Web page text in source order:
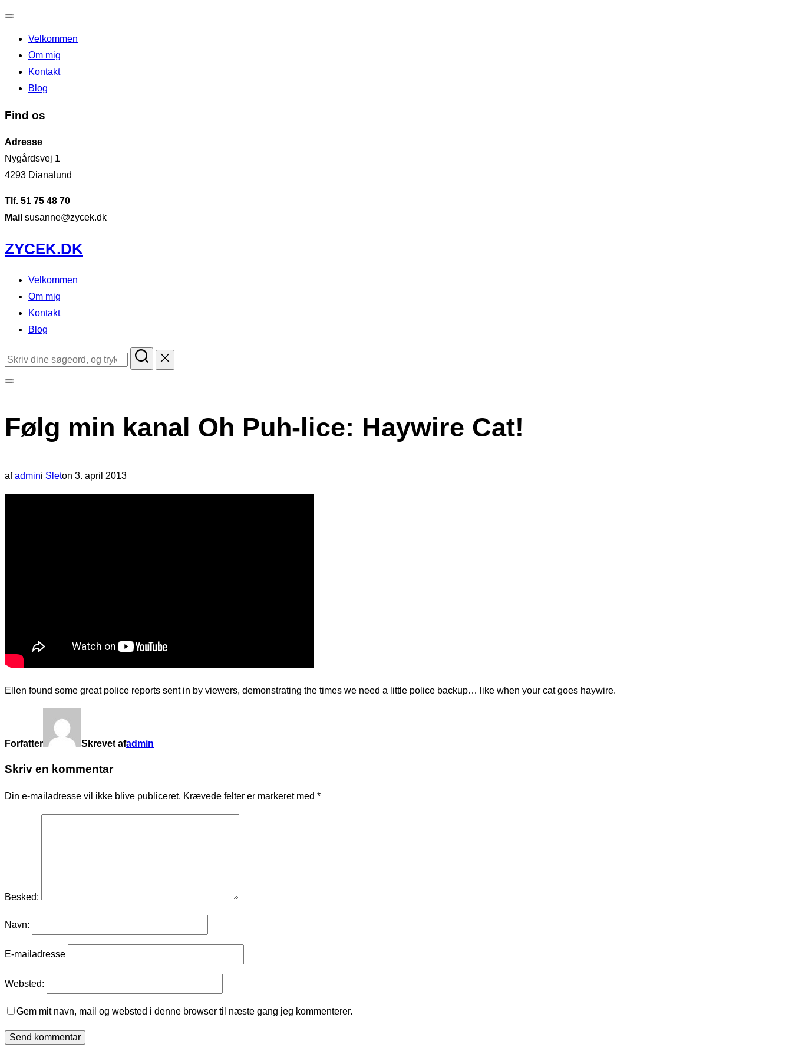
navigation
til/fra
Velkommen
Om mig
Kontakt
Blog
Find os
Adresse
Nygårdsvej 1
4293 Dianalund
Tlf. 51 75 48 70
Mail susanne@zycek.dk
Videre
til
indhold
ZYCEK.DK
Velkommen
Om mig
Kontakt
Blog
Søg
i
sidekolonne
Følg min kanal Oh Puh-lice: Haywire Cat!
afadmini Sleton Udgivet
d.
3. april 2013
Ellen found some great police reports sent in by viewers, demonstrating the times we need a little police backup… like when your cat goes haywire.
Forfatter Skrevet afadmin
Skriv en kommentar
Din e-mailadresse vil ikke blive publiceret. Krævede felter er markeret med *
Besked:
Navn:
E-mailadresse
Websted:
Gem mit navn, mail og websted i denne browser til næste gang jeg kommenterer.